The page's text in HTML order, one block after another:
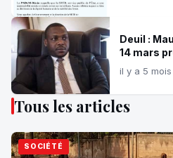
Deuil :
14 mars
il y a 5 mois
Tous les articles
SOCIÉTÉ